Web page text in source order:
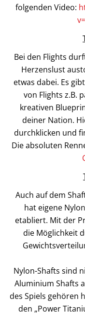
folgenden Video:
Bei den Flights
Herzenslust
etwas dabei. Es
von Flights z.B.
kreativen
deiner Nation.
durchklicken und
Die absoluten
Auch auf dem
hat eigene
etabliert. Mit der
die Möglichkeit
Nylon-Shafts sind
Aluminium Shafts
des Spiels gehören
den „Power